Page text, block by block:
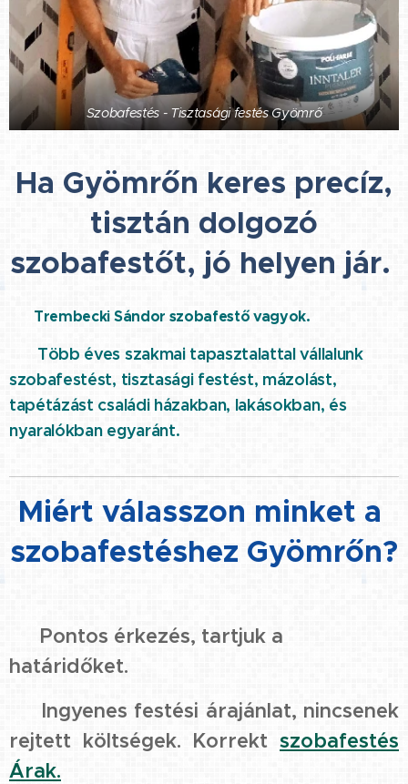
Szobafestés - Tisztasági festés Gyömrő
Ha Gyömrőn keres precíz,
tisztán dolgozó
szobafestőt, jó helyen jár.
⭐ Trembecki Sándor szobafestő vagyok.
Több éves szakmai tapasztalattal vállalunk
szobafestést, tisztasági festést, mázolást,
tapétázást családi házakban, lakásokban, és
nyaralókban egyaránt.
Miért válasszon minket a
szobafestéshez Gyömrőn?
☑️ Pontos érkezés, tartjuk a
határidőket.
☑️ Ingyenes festési árajánlat, nincsenek
rejtett költségek. Korrekt szobafestés
Árak.